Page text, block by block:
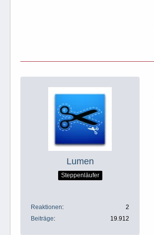
Lumen
Steppenläufer
Reaktionen
2
Beiträge
19.912